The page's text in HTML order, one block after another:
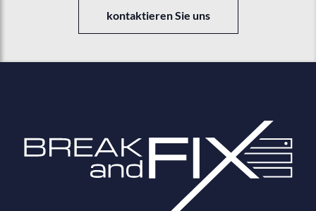
kontaktieren Sie uns